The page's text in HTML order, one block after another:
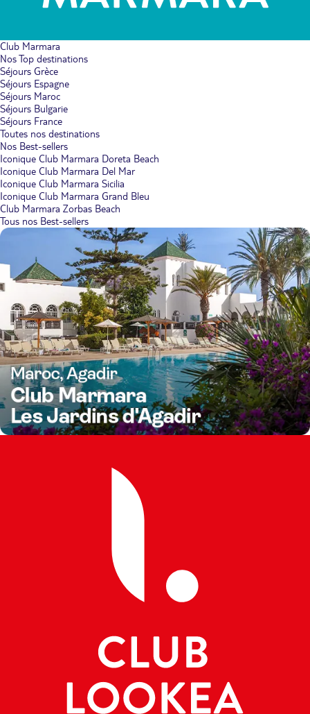
Club Marmara
Nos Top destinations
Séjours Grèce
Séjours Espagne
Séjours Maroc
Séjours Bulgarie
Séjours France
Toutes nos destinations
Nos Best-sellers
Iconique Club Marmara Doreta Beach
Iconique Club Marmara Del Mar
Iconique Club Marmara Sicilia
Iconique Club Marmara Grand Bleu
Club Marmara Zorbas Beach
Tous nos Best-sellers